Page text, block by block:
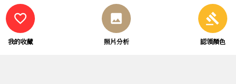
favorite_border
我的收藏
insert_photo
照片分析
gavel
認領顏色